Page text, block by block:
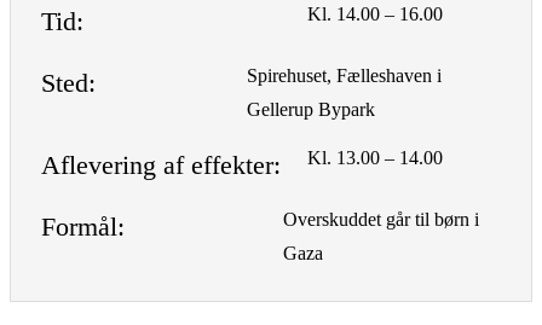
Tid: Kl. 14.00 – 16.00
Sted:
Spirehuset, Fælleshaven i
Gellerup Bypark
Aflevering af effekter: Kl. 13.00 – 14.00
Formål:
Overskuddet går til børn i
Gaza